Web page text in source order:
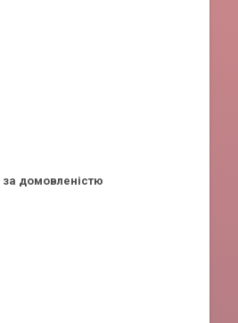
за домовленістю